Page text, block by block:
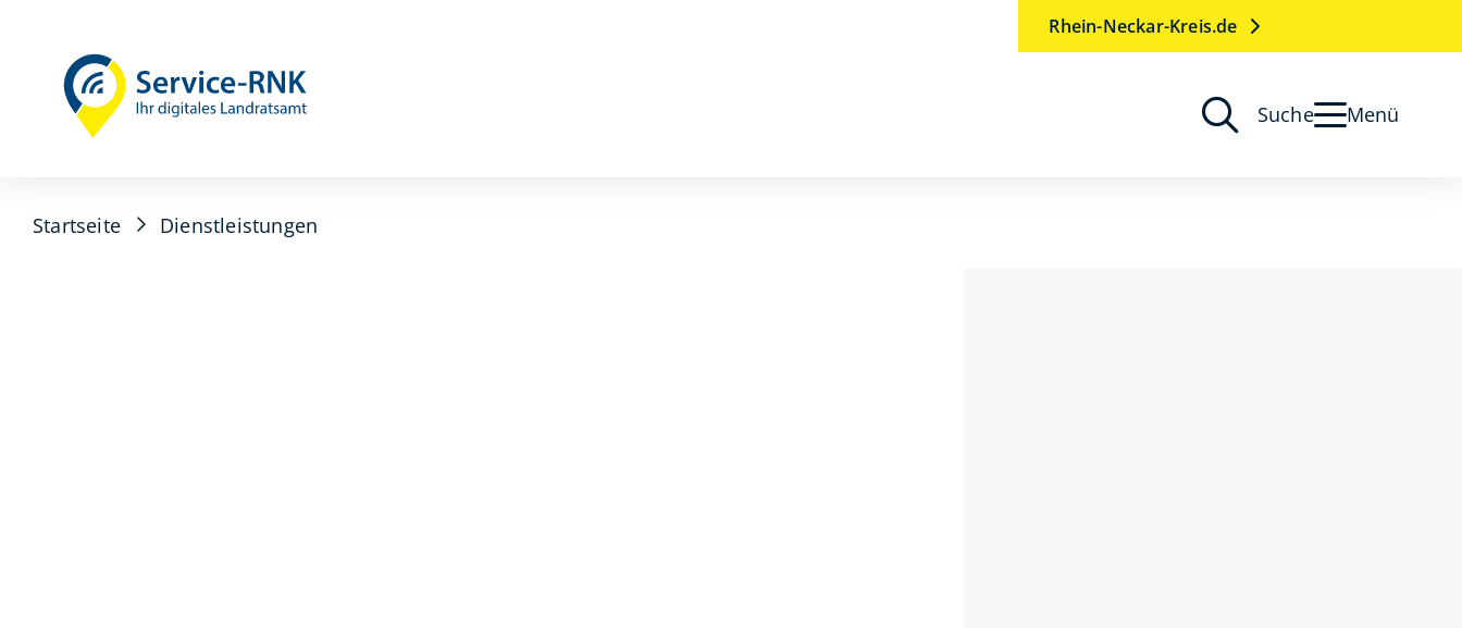
Rhein-Neckar-Kreis.de
Suche Menü
Startseite Dienstleistungen